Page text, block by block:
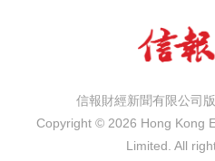
信報財經新聞有限公司
Copyright © 2026 Hong Kong
Limited. All